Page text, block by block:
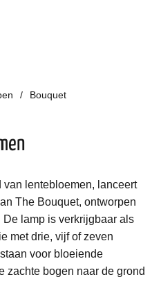
Bouquet
lentebloemen, lanceert
The Bouquet, ontworpen
lamp is verkrijgbaar als
met drie, vijf of zeven
​​voor bloeiende
zachte bogen naar de grond